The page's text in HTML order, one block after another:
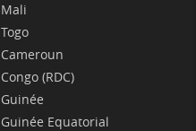
Mali
Togo
Cameroun
Congo (RDC)
Guinée
Guinée Equatorial